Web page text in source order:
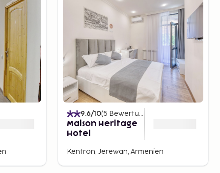
9.6/10(5 Bewertungen
Maison Heritage
Hotel
Kentron, Jerewan, Armenien